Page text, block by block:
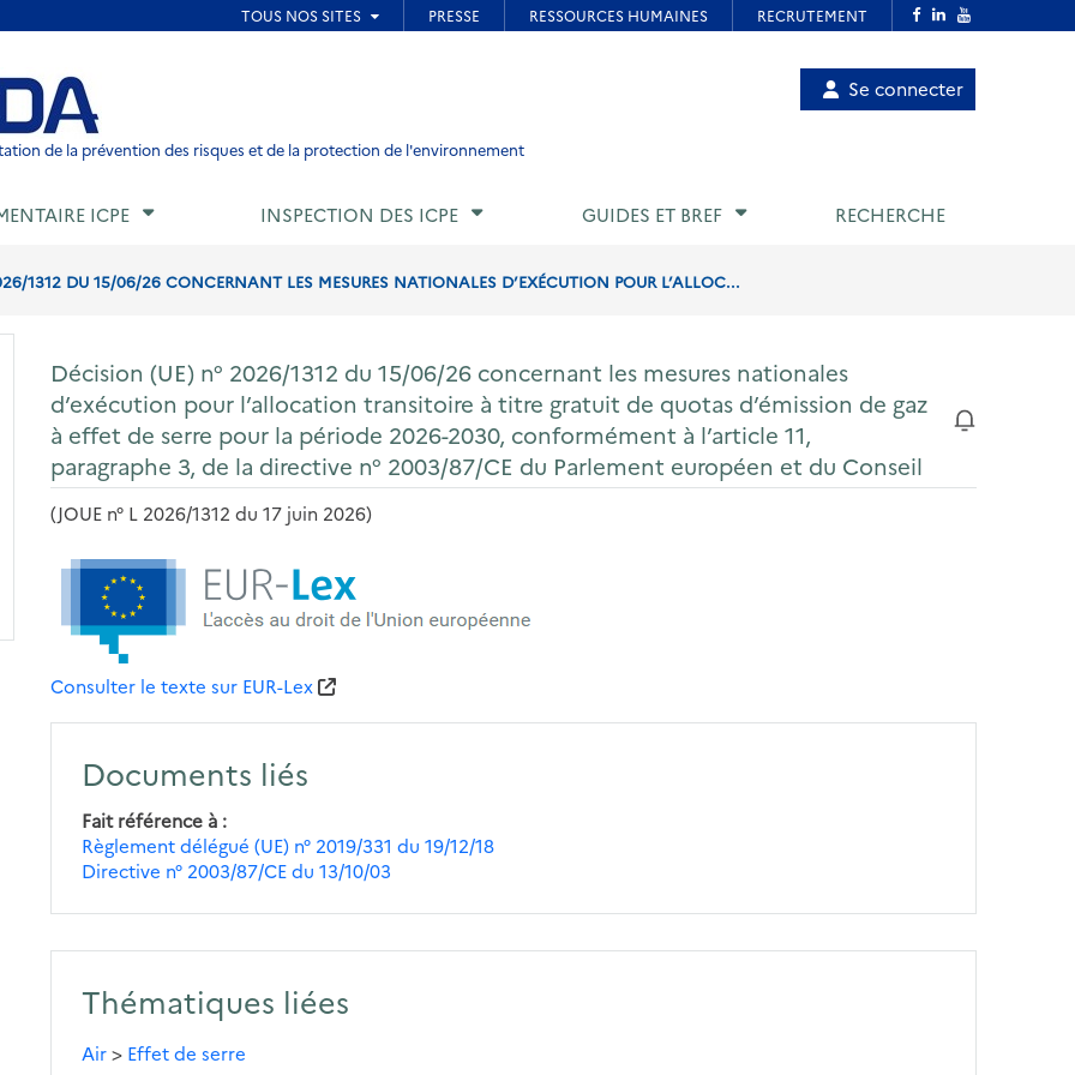
de page
de la prévention des risques et de la protection de l'environnement
Menu
utilisateur
Se connecter
ICPE INSPECTION DES ICPE GUIDES ET BREF RECHERCHE
1312 DU 15/06/26 CONCERNANT LES MESURES NATIONALES D’EXÉCUTION POUR L’ALLOC...
Décision (UE) n° 2026/1312 du 15/06/26 concernant les mesures nationales
d’exécution pour l’allocation transitoire à titre gratuit de quotas d’émission de gaz
à effet de serre pour la période 2026-2030, conformément à l’article 11,
paragraphe 3, de la directive n° 2003/87/CE du Parlement européen et du Conseil
(JOUE n° L 2026/1312 du 17 juin 2026)
Consulter le texte sur EUR-Lex
Documents liés
Fait référence à
Règlement délégué (UE) n° 2019/331 du 19/12/18
Directive n° 2003/87/CE du 13/10/03
Thématiques liées
Air> Effet de serre